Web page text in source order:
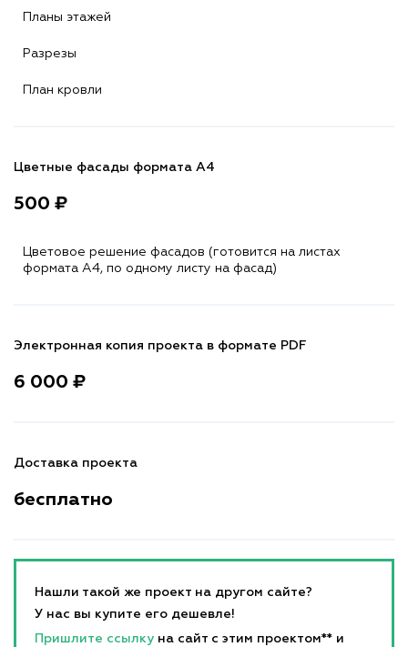
Планы этажей
Разрезы
План кровли
Цветные фасады формата А4
500 ₽
Цветовое решение фасадов (готовится на листах
формата A4, по одному листу на фасад)
Электронная копия проекта в формате PDF
6 000 ₽
Доставка проекта
бесплатно
Нашли такой же проект на другом сайте?
У нас вы купите его дешевле!
Пришлите ссылку на сайт с этим проектом** и